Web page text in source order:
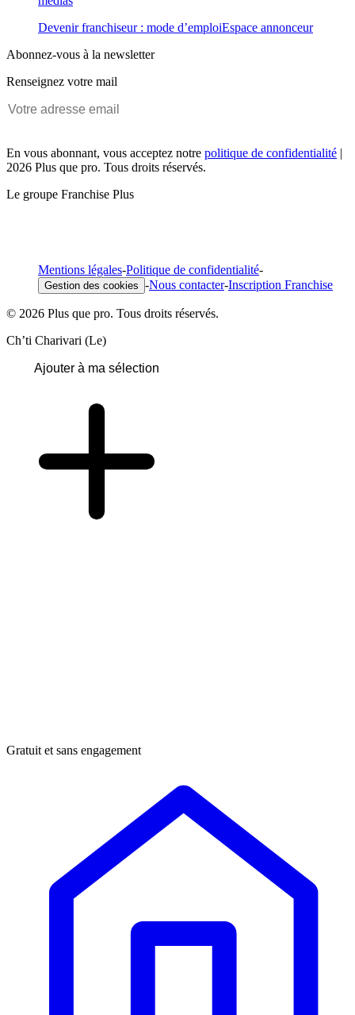
Devenir franchiseur : mode d’emploiEspace annonceur
Abonnez-vous à la newsletter
Renseignez votre mail
En vous abonnant, vous acceptez notre politique de confidentialité |
2026 Plus que pro. Tous droits réservés.
Le groupe Franchise Plus
Mentions légales-Politique de confidentialité-
Gestion des cookies -Nous contacter-Inscription Franchise
© 2026 Plus que pro. Tous droits réservés.
Ch’ti Charivari (Le)
Ajouter à ma sélection
Gratuit et sans engagement